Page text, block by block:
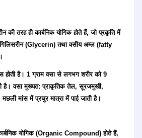
की तरह ही कार्बनिक योगिक होते हैं, जो प्रकृति में
(Glycerin) तथा वसीय अम्ल (fatty
होती है। 1 ग्राम वसा से लगभग शरीर को 9
है। वसा मुख्यत: प्राकृतिक तेल, सूरजमुखी,
मांस में प्रचुर मात्रा में पाई जाती है।
योगिक (Organic Compound) होते हैं,